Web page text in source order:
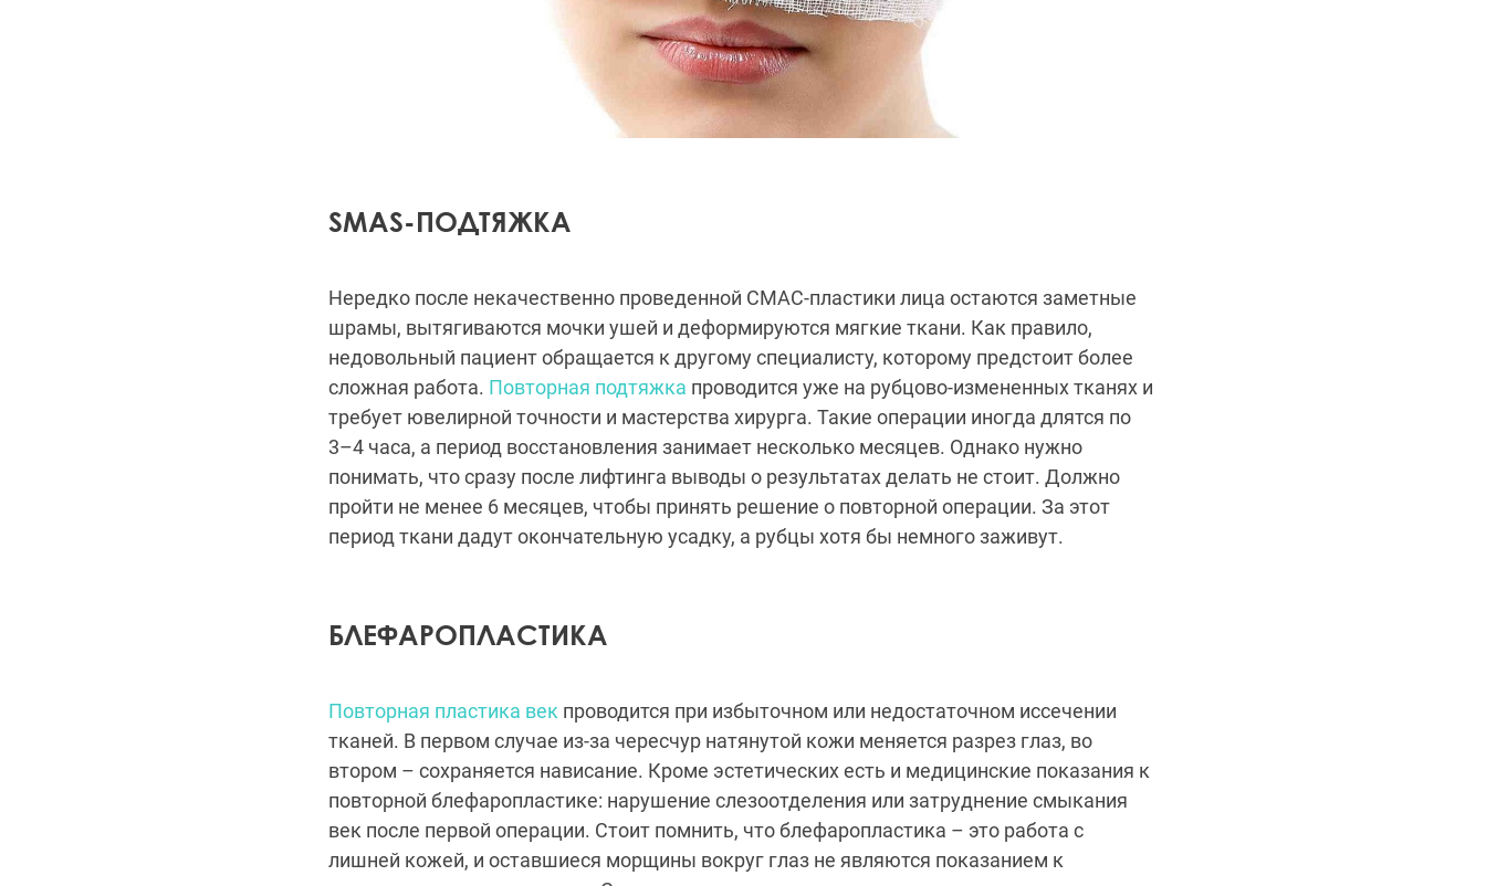
SMAS-ПОДТЯЖКА
Нередко после некачественно проведенной СМАС-пластики лица остаются заметные
шрамы, вытягиваются мочки ушей и деформируются мягкие ткани. Как правило,
недовольный пациент обращается к другому специалисту, которому предстоит более
сложная работа. Повторная подтяжка проводится уже на рубцово-измененных тканях и
требует ювелирной точности и мастерства хирурга. Такие операции иногда длятся по
3–4 часа, а период восстановления занимает несколько месяцев. Однако нужно
понимать, что сразу после лифтинга выводы о результатах делать не стоит. Должно
пройти не менее 6 месяцев, чтобы принять решение о повторной операции. За этот
период ткани дадут окончательную усадку, а рубцы хотя бы немного заживут.
БЛЕФАРОПЛАСТИКА
Повторная пластика век проводится при избыточном или недостаточном иссечении
тканей. В первом случае из-за чересчур натянутой кожи меняется разрез глаз, во
втором – сохраняется нависание. Кроме эстетических есть и медицинские показания к
повторной блефаропластике: нарушение слезоотделения или затруднение смыкания
век после первой операции. Стоит помнить, что блефаропластика – это работа с
лишней кожей, и оставшиеся морщины вокруг глаз не являются показанием к